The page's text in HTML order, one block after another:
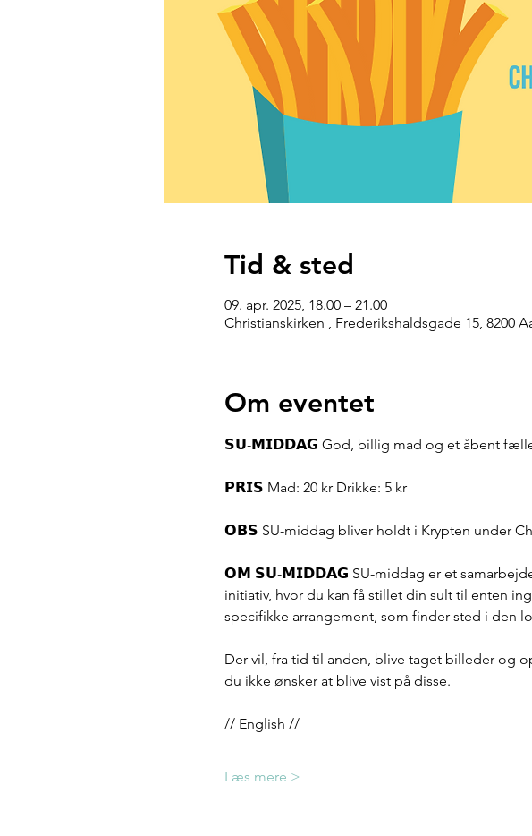
Tid & sted
09. apr. 2025, 18.00 – 21.00
Christianskirken , Frederikshaldsgade 15, 8200
Om eventet
𝗦𝗨-𝗠𝗜𝗗𝗗𝗔𝗚 God, billig mad og et åbent
𝗣𝗥𝗜𝗦 Mad: 20 kr Drikke: 5 kr
𝗢𝗕𝗦 SU-middag bliver holdt i Krypten under
𝗢𝗠 𝗦𝗨-𝗠𝗜𝗗𝗗𝗔𝗚 SU-middag er et samarbejde
initiativ, hvor du kan få stillet din sult til enten
specifikke arrangement, som finder sted i den
Der vil, fra tid til anden, blive taget billeder og
du ikke ønsker at blive vist på disse.
// English //
Læs mere >